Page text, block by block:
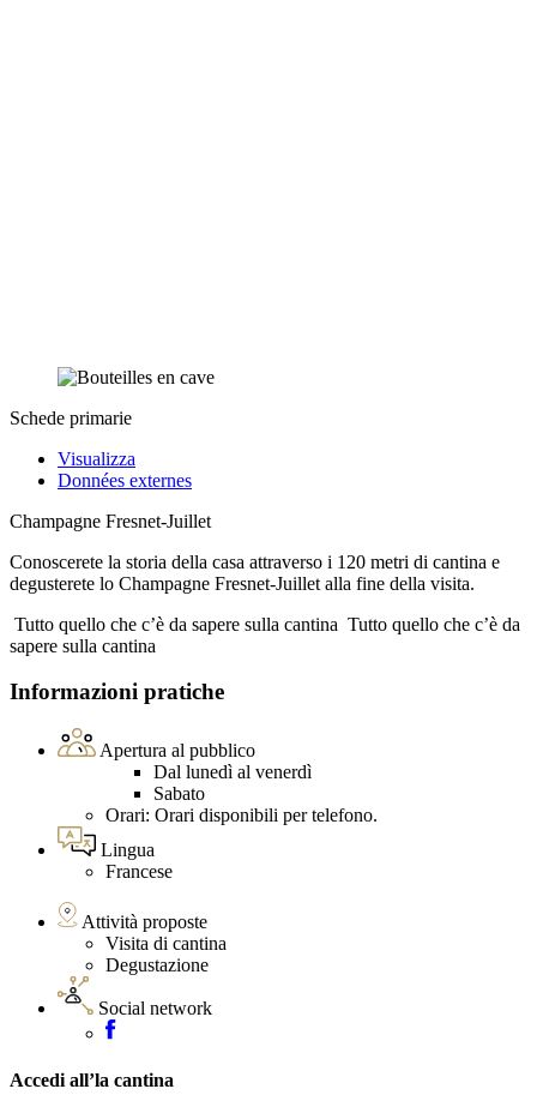
Schede primarie
Visualizza
Données externes
Champagne Fresnet-Juillet
Conoscerete la storia della casa attraverso i 120 metri di cantina e
degusterete lo Champagne Fresnet-Juillet alla fine della visita.
Tutto quello che c’è da sapere sulla cantina Tutto quello che c’è da
sapere sulla cantina
Informazioni pratiche
Apertura al pubblico
Dal lunedì al venerdì
Sabato
Orari: Orari disponibili per telefono.
Lingua
Francese
Attività proposte
Visita di cantina
Degustazione
Social network
Accedi all’la cantina